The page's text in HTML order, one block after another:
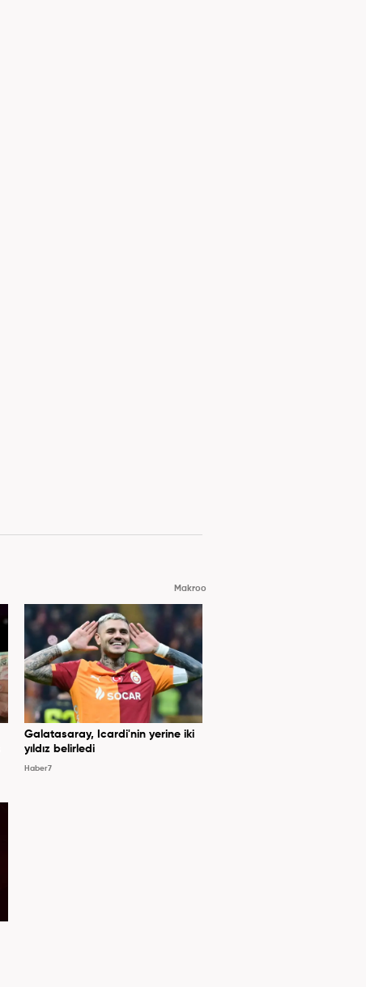
Makroo
Galatasaray, Icardi'nin yerine iki
yıldız belirledi
Haber7